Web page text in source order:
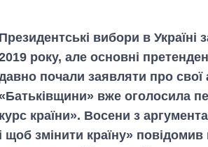
Президентські вибори в Україні
року, але основні
почали заявляти про свої
вже оголосила
курс країни». Восени з
і щоб змінити країну»